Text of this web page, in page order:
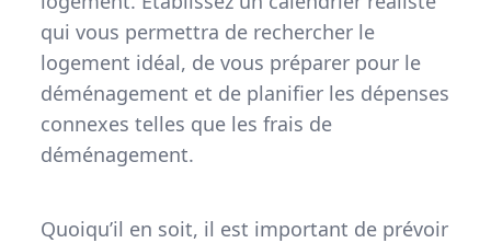
qui vous permettra de rechercher le
logement idéal, de vous préparer pour le
déménagement et de planifier les dépenses
connexes telles que les frais de
déménagement.
Quoiqu’il en soit, il est important de prévoir